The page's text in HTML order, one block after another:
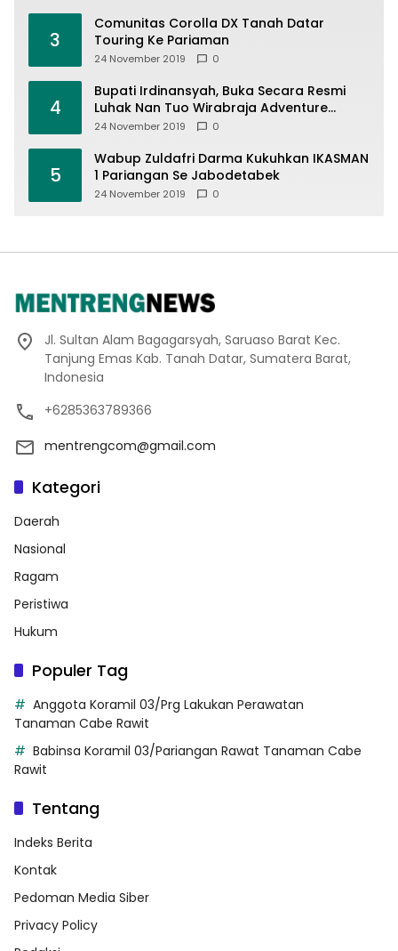
3
Comunitas Corolla DX Tanah Datar
Touring Ke Pariaman
24 November 2019 0
4
Bupati Irdinansyah, Buka Secara Resmi
Luhak Nan Tuo Wirabraja Adventure
Offroad 2019
24 November 2019 0
5
Wabup Zuldafri Darma Kukuhkan IKASMAN
1 Pariangan Se Jabodetabek
24 November 2019 0
Jl. Sultan Alam Bagagarsyah, Saruaso Barat Kec.
Tanjung Emas Kab. Tanah Datar, Sumatera Barat,
Indonesia
+6285363789366
mentrengcom@gmail.com
Kategori
Daerah
Nasional
Ragam
Peristiwa
Hukum
Populer Tag
Anggota Koramil 03/Prg Lakukan Perawatan
Tanaman Cabe Rawit
Babinsa Koramil 03/Pariangan Rawat Tanaman Cabe
Rawit
Tentang
Indeks Berita
Kontak
Pedoman Media Siber
Privacy Policy